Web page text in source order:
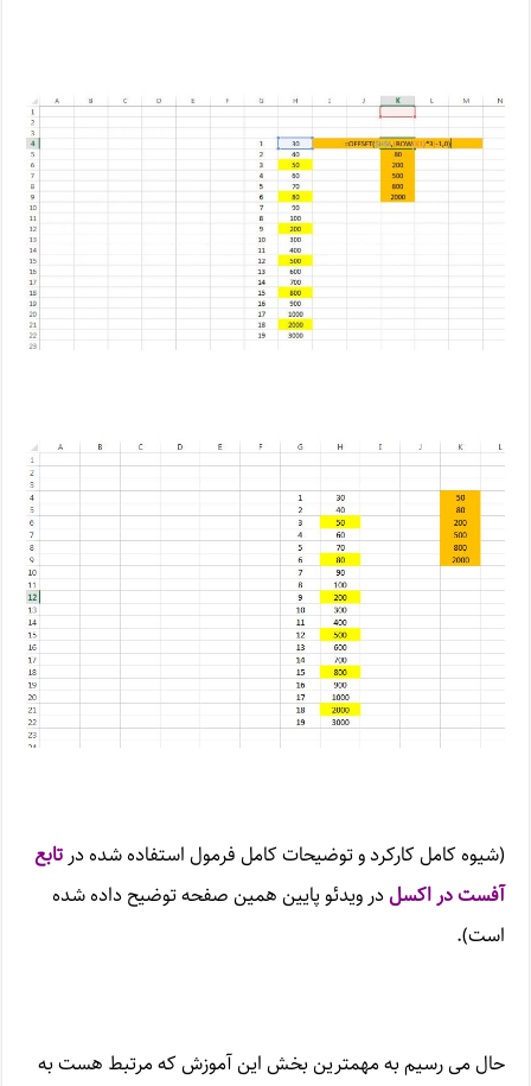
(شیوه کامل کارکرد و توضیحات کامل فرمول استفاده شده درتابع
آفست در اکسلدر ویدئو پایین همین صفحه توضیح داده شده
است).
حال می رسیم به مهمترین بخش این آموزش که مرتبط هست به